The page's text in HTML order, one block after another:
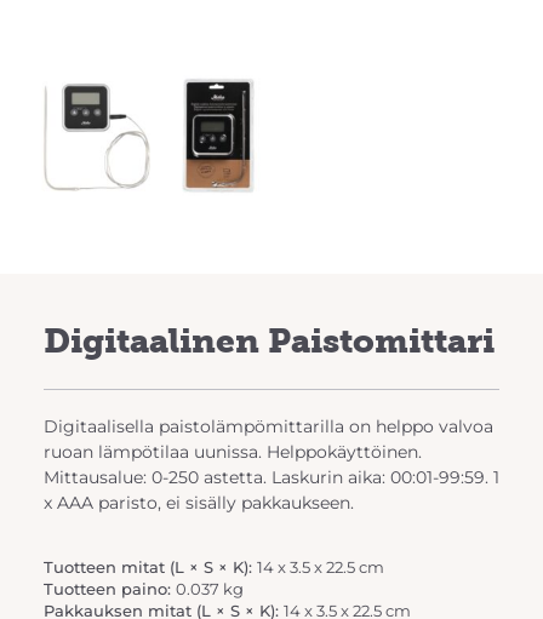
Digitaalinen Paistomittari
Digitaalisella paistolämpömittarilla on helppo valvoa
ruoan lämpötilaa uunissa. Helppokäyttöinen.
Mittausalue: 0-250 astetta. Laskurin aika: 00:01-99:59. 1
x AAA paristo, ei sisälly pakkaukseen.
Tuotteen mitat (L × S × K): 14 x 3.5 x 22.5 cm
Tuotteen paino: 0.037 kg
Pakkauksen mitat (L × S × K): 14 x 3.5 x 22.5 cm